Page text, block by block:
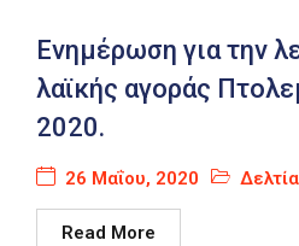
Ενημέρωση για την
λαϊκής αγοράς
2020.
26 Μαΐου, 2020
Read More